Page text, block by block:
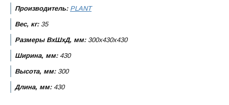
Производитель: PLANT
Вес, кг: 35
Размеры ВхШхД, мм: 300x430x430
Ширина, мм: 430
Высота, мм: 300
Длина, мм: 430